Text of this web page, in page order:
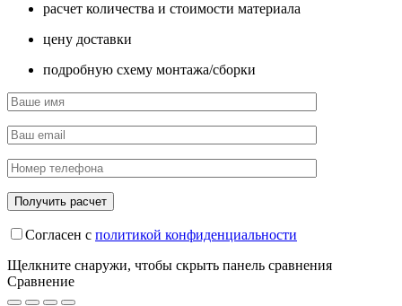
расчет количества и стоимости материала
цену доставки
подробную схему монтажа/сборки
Согласен с политикой конфиденциальности
Щелкните снаружи, чтобы скрыть панель сравнения
Сравнение